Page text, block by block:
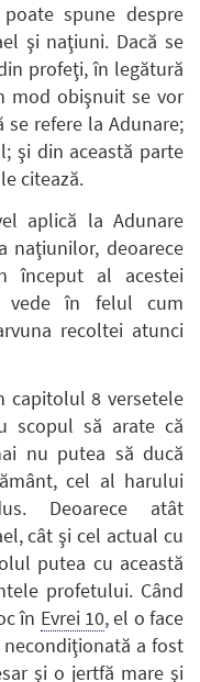
spune despre
şi naţiuni. Dacă se
profeţi, în legătură
mod obişnuit se vor
refere la Adunare;
şi din această parte
citează.
aplică la Adunare
naţiunilor, deoarece
început al acestei
vede în felul cum
recoltei atunci
capitolul 8 versetele
scopul să arate că
nu putea să ducă
cel al harului
Deoarece atât
cât şi cel actual cu
putea cu această
profetului. Când
în Evrei 10, el o face
a fost
şi o jertfă mare şi